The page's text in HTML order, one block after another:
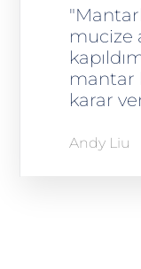
mucize
mantar
karar
Andy Liu